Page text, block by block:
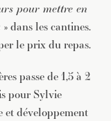
pour mettre en
» dans les cantines.
le prix du repas.
passe de 1,5 à 2
pour Sylvie
et développement